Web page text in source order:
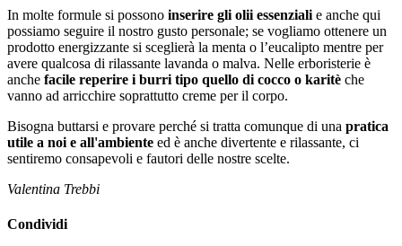
In molte formule si possono inserire gli olii essenziali e anche qui
possiamo seguire il nostro gusto personale; se vogliamo ottenere un
prodotto energizzante si sceglierà la menta o l’eucalipto mentre per
avere qualcosa di rilassante lavanda o malva. Nelle erboristerie è
anche facile reperire i burri tipo quello di cocco o karitè che
vanno ad arricchire soprattutto creme per il corpo.
Bisogna buttarsi e provare perché si tratta comunque di una pratica
utile a noi e all'ambiente ed è anche divertente e rilassante, ci
sentiremo consapevoli e fautori delle nostre scelte.
Valentina Trebbi
Condividi